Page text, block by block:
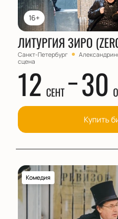
16+
ЛИТУРГИЯ ЗИРО
Санкт-Петербург
сцена
12 СЕНТ 30
Купить
Комедия